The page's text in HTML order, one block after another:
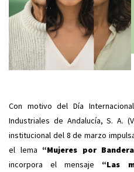
Con motivo del Día
Industriales de Andalucía, S. A.
institucional del 8 de marzo
el lema “Mujeres por
incorpora el mensaje “Las